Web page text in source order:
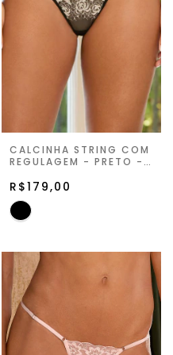
CALCINHA STRING COM
REGULAGEM - PRETO -
R$179,00